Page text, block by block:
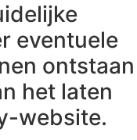
eventuele
ontstaan
het laten
website.